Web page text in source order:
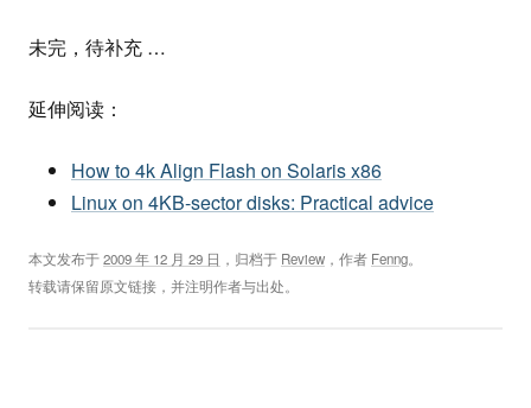
未完，待补充 …
延伸阅读：
How to 4k Align Flash on Solaris x86
Linux on 4KB-sector disks: Practical advice
本文发布于2009 年 12 月 29 日 ，归档于 Review ，作者 Fenng。
转载请保留原文链接，并注明作者与出处。